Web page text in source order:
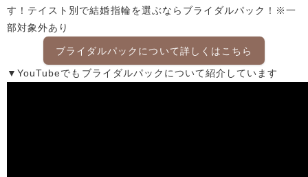
す！テイスト別で結婚指輪を選ぶならブライダルパック！※一
部対象外あり
ブライダルパックについて詳しくはこちら
▼YouTubeでもブライダルパックについて紹介しています